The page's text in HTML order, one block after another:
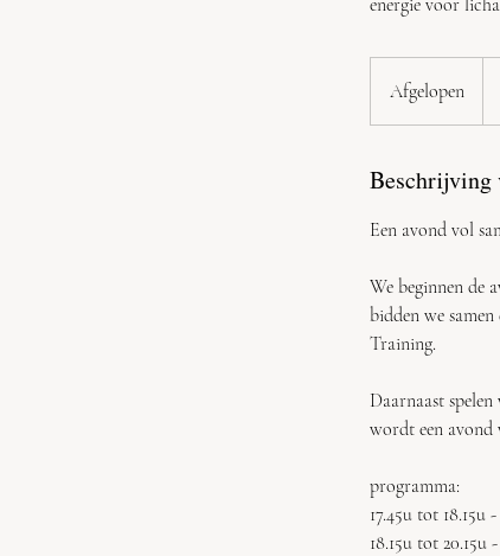
energie voor
Afgelopen
f
e
o
e
n
Beschrijving
Een avond vol
We beginnen de
bidden we
Training.
Daarnaast
wordt een
programma:
17.45u tot 18.15u
18.15u tot 20.15u